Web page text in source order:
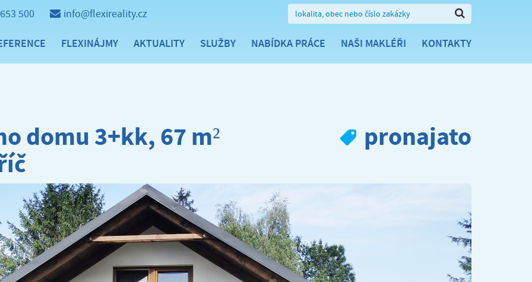
500 info@flexireality.cz
FLEXINÁJMY AKTUALITY SLUŽBY NABÍDKA PRÁCE NAŠI MAKLÉŘI KONTAKTY
domu 3+kk, 67 m²
pronajato